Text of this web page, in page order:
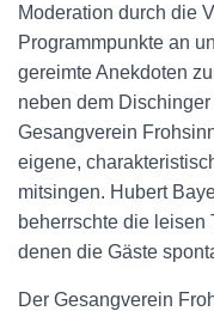
Moderation durch die
Programmpunkte an
gereimte Anekdoten
neben dem
Gesangverein
eigene,
mitsingen. Hubert
beherrschte die leisen
denen die Gäste
Der Gesangverein